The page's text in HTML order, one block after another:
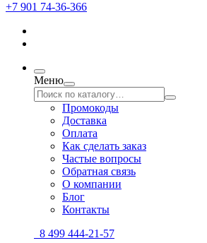
+7 901 74-36-366
Меню
Промокоды
Доставка
Оплата
Как сделать заказ
Частые вопросы
Обратная связь
О компании
Блог
Контакты
8 499 444-21-57